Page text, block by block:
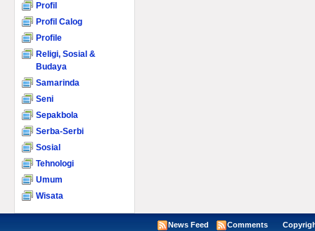
Profil
Profil Calog
Profile
Religi, Sosial &
Budaya
Samarinda
Seni
Sepakbola
Serba-Serbi
Sosial
Tehnologi
Umum
Wisata
News Feed Comments Copyright